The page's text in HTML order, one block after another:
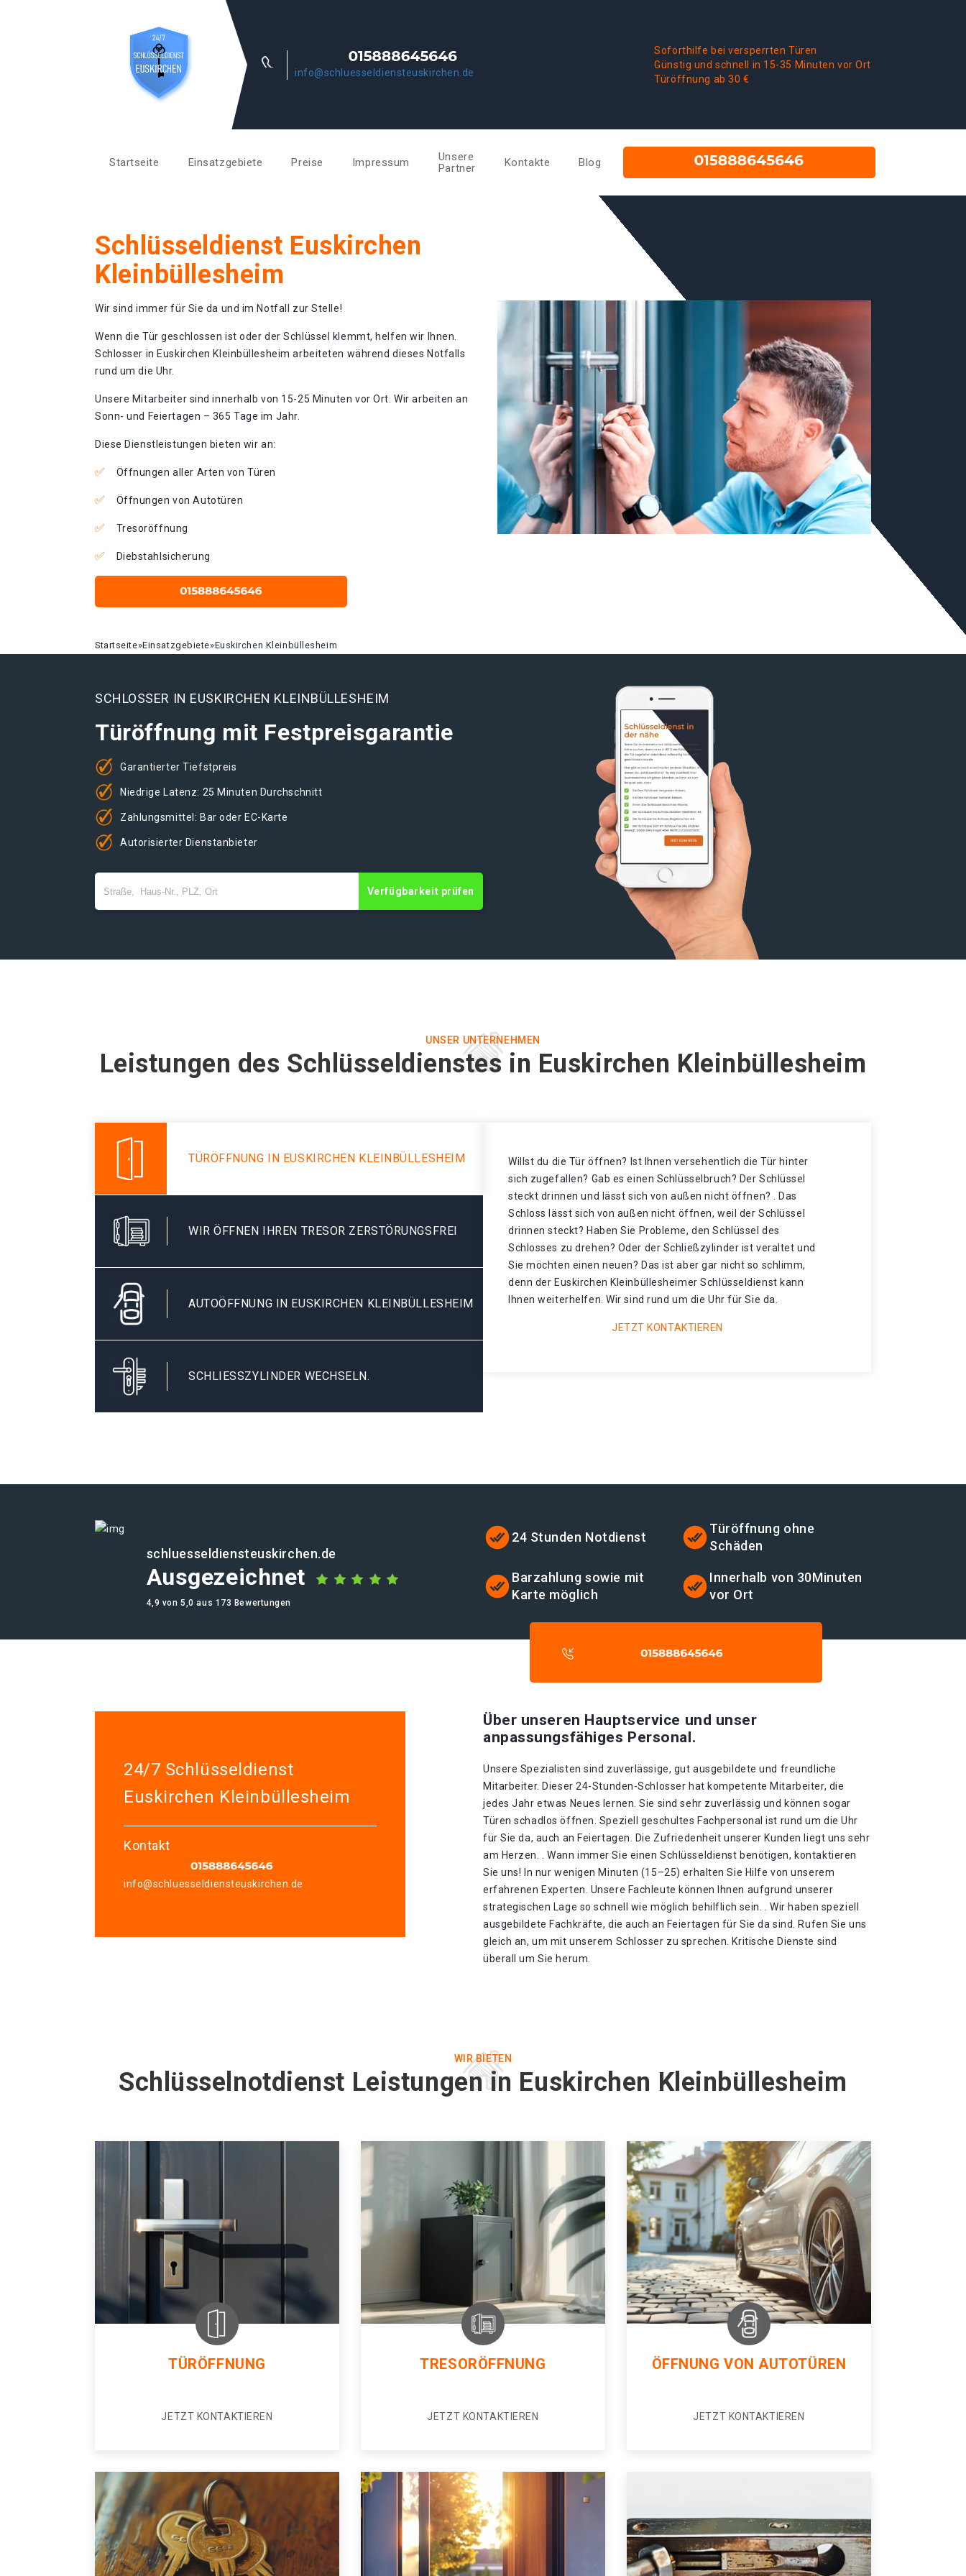
info@schluesseldiensteuskirchen.de
Soforthilfe bei versperrten Türen
Günstig und schnell in 15-35 Minuten vor Ort
Türöffnung ab 30 €
Startseite Einsatzgebiete Preise Impressum
Unsere
Partner
Kontakte Blog
Schlüsseldienst Euskirchen
Kleinbüllesheim
Wir sind immer für Sie da und im Notfall zur Stelle!
Wenn die Tür geschlossen ist oder der Schlüssel klemmt, helfen wir Ihnen.
Schlosser in Euskirchen Kleinbüllesheim arbeiteten während dieses Notfalls
rund um die Uhr.
Unsere Mitarbeiter sind innerhalb von 15-25 Minuten vor Ort. Wir arbeiten an
Sonn- und Feiertagen – 365 Tage im Jahr.
Diese Dienstleistungen bieten wir an:
Öffnungen aller Arten von Türen
Öffnungen von Autotüren
Tresoröffnung
Diebstahlsicherung
Startseite»Einsatzgebiete»Euskirchen Kleinbüllesheim
SCHLOSSER IN EUSKIRCHEN KLEINBÜLLESHEIM
Türöffnung mit Festpreisgarantie
Garantierter Tiefstpreis
Niedrige Latenz: 25 Minuten Durchschnitt
Zahlungsmittel: Bar oder EC-Karte
Autorisierter Dienstanbieter
Verfügbarkeit prüfen
UNSER UNTERNEHMEN
Leistungen des Schlüsseldienstes in Euskirchen Kleinbüllesheim
TÜRÖFFNUNG IN EUSKIRCHEN KLEINBÜLLESHEIM
WIR ÖFFNEN IHREN TRESOR ZERSTÖRUNGSFREI
AUTOÖFFNUNG IN EUSKIRCHEN KLEINBÜLLESHEIM
SCHLIESSZYLINDER WECHSELN.
Willst du die Tür öffnen? Ist Ihnen versehentlich die Tür hinter
sich zugefallen? Gab es einen Schlüsselbruch? Der Schlüssel
steckt drinnen und lässt sich von außen nicht öffnen? . Das
Schloss lässt sich von außen nicht öffnen, weil der Schlüssel
drinnen steckt? Haben Sie Probleme, den Schlüssel des
Schlosses zu drehen? Oder der Schließzylinder ist veraltet und
Sie möchten einen neuen? Das ist aber gar nicht so schlimm,
denn der Euskirchen Kleinbüllesheimer Schlüsseldienst kann
Ihnen weiterhelfen. Wir sind rund um die Uhr für Sie da.
JETZT KONTAKTIEREN
schluesseldiensteuskirchen.de
Ausgezeichnet
4,9 von 5,0 aus 173 Bewertungen
24 Stunden Notdienst
Türöffnung ohne
Schäden
Barzahlung sowie mit
Karte möglich
Innerhalb von 30Minuten
vor Ort
24/7 Schlüsseldienst
Euskirchen Kleinbüllesheim
Kontakt
info@schluesseldiensteuskirchen.de
Über unseren Hauptservice und unser
anpassungsfähiges Personal.
Unsere Spezialisten sind zuverlässige, gut ausgebildete und freundliche
Mitarbeiter. Dieser 24-Stunden-Schlosser hat kompetente Mitarbeiter, die
jedes Jahr etwas Neues lernen. Sie sind sehr zuverlässig und können sogar
Türen schadlos öffnen. Speziell geschultes Fachpersonal ist rund um die Uhr
für Sie da, auch an Feiertagen. Die Zufriedenheit unserer Kunden liegt uns sehr
am Herzen. . Wann immer Sie einen Schlüsseldienst benötigen, kontaktieren
Sie uns! In nur wenigen Minuten (15–25) erhalten Sie Hilfe von unserem
erfahrenen Experten. Unsere Fachleute können Ihnen aufgrund unserer
strategischen Lage so schnell wie möglich behilflich sein. . Wir haben speziell
ausgebildete Fachkräfte, die auch an Feiertagen für Sie da sind. Rufen Sie uns
gleich an, um mit unserem Schlosser zu sprechen. Kritische Dienste sind
überall um Sie herum.
WIR BIETEN
Schlüsselnotdienst Leistungen in Euskirchen Kleinbüllesheim
TÜRÖFFNUNG
JETZT KONTAKTIEREN
TRESORÖFFNUNG
JETZT KONTAKTIEREN
ÖFFNUNG VON AUTOTÜREN
JETZT KONTAKTIEREN